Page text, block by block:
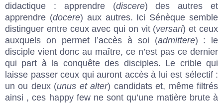
didactique : apprendre (discere) des autres et
apprendre (docere) aux autres. Ici Sénèque semble
distinguer entre ceux avec qui on vit (versari) et ceux
auxquels on permet l’accès à soi (admittere) : le
disciple vient donc au maître, ce n’est pas ce dernier
qui part à la conquête des disciples. Le crible qui
laisse passer ceux qui auront accès à lui est sélectif :
un ou deux (unus et alter) candidats et, même filtrés
ainsi , ces happy few ne sont qu’une matière brute à